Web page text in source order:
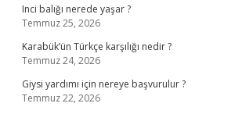
Inci balığı nerede yaşar ?
Temmuz 25, 2026
Karabük’ün Türkçe karşılığı nedir ?
Temmuz 24, 2026
Giysi yardımı için nereye başvurulur ?
Temmuz 22, 2026